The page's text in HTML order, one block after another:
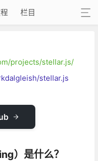
栏目
projects/stellar.js/
stellar.js
）是什么？